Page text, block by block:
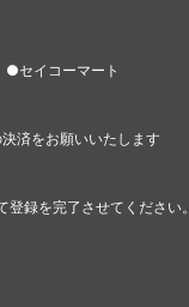
イコーマート
済をお願いいたします
録を完了させてください。